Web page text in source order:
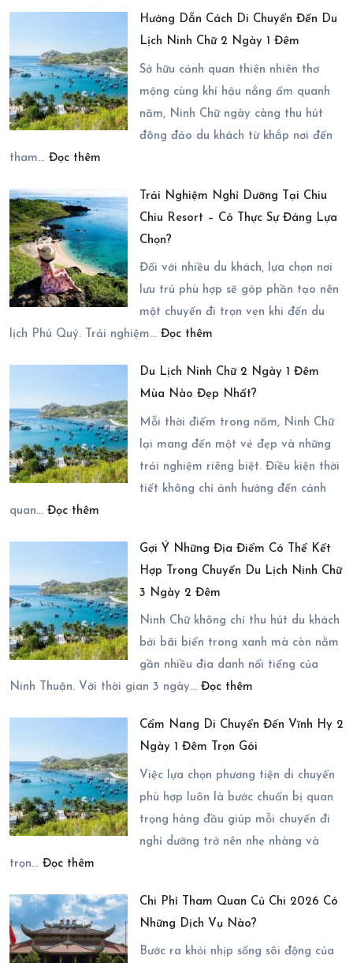
Ngày
1
Đêm
Khoa
Học
Và
Thời
Gian
Đặt
Tour
Đà
Lạt
Ngày
Đêm
Chi
Tiết
Nhất
2026
Hướng Dẫn Cách Di Chuyển Đến Du
Lịch Ninh Chữ 2 Ngày 1 Đêm
Sở hữu cảnh quan thiên nhiên thơ
mộng cùng khí hậu nắng ấm quanh
năm, Ninh Chữ ngày càng thu hút
đông đảo du khách từ khắp nơi đến
tham… Đọc thêm
Dẫn
Cách
Chuyển
Đến
Lịch
2
Ngày
1
Đêm
Trải Nghiệm Nghỉ Dưỡng Tại Chiu
Chiu Resort – Có Thực Sự Đáng Lựa
Chọn?
Đối với nhiều du khách, lựa chọn nơi
lưu trú phù hợp sẽ góp phần tạo nên
một chuyến đi trọn vẹn khi đến du
lịch Phú Quý. Trải nghiệm… Đọc thêm
Nghiệm
Nghỉ
Dưỡng
Tại
Chiu
Chiu
Có
Thực
Sự
Đáng
Lựa
Chọn?
Du Lịch Ninh Chữ 2 Ngày 1 Đêm
Mùa Nào Đẹp Nhất?
Mỗi thời điểm trong năm, Ninh Chữ
lại mang đến một vẻ đẹp và những
trải nghiệm riêng biệt. Điều kiện thời
tiết không chỉ ảnh hưởng đến cảnh
quan… Đọc thêm
Ninh
Chữ
2
Ngày
Đêm
Đẹp
Nhất?
Gợi Ý Những Địa Điểm Có Thể Kết
Hợp Trong Chuyến Du Lịch Ninh Chữ
3 Ngày 2 Đêm
Ninh Chữ không chỉ thu hút du khách
bởi bãi biển trong xanh mà còn nằm
gần nhiều địa danh nổi tiếng của
Ninh Thuận. Với thời gian 3 ngày… Đọc thêm
Ý
Những
Địa
Điểm
Có
Thể
Trong
Chuyến
Du
Cẩm Nang Di Chuyển Đến Vĩnh Hy 2
Ngày 1 Đêm Trọn Gói
Việc lựa chọn phương tiện di chuyển
phù hợp luôn là bước chuẩn bị quan
trọng hàng đầu giúp mỗi chuyến đi
nghỉ dưỡng trở nên nhẹ nhàng và
trọn… Đọc thêm
Nang
Di
Chuyển
Chi Phí Tham Quan Củ Chi 2026 Có
Những Dịch Vụ Nào?
Bước ra khỏi nhịp sống sôi động của